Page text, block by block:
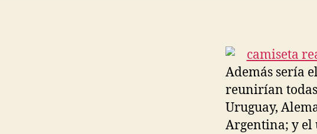
Además sería
reunirían
Uruguay,
Argentina; y